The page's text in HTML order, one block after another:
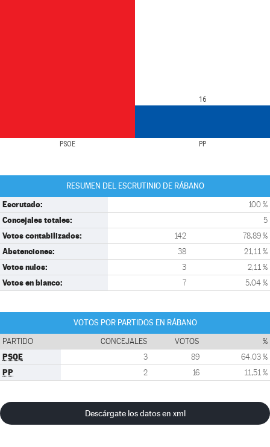
PSOE PP
16
RESUMEN DEL ESCRUTINIO DE RÁBANO
Escrutado: 100 %
Concejales totales: 5
Votos contabilizados: 142 78,89 %
Abstenciones: 38 21,11 %
Votos nulos: 3 2,11 %
Votos en blanco: 7 5,04 %
VOTOS POR PARTIDOS EN RÁBANO
PARTIDO CONCEJALES VOTOS %
PSOE 3 89 64,03 %
PP 2 16 11,51 %
Descárgate los datos en xml